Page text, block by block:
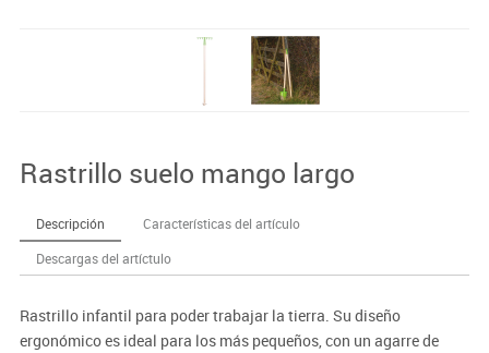
Rastrillo suelo mango largo
Descripción
Características del artículo
Descargas del artíctulo
Rastrillo infantil para poder trabajar la tierra. Su diseño
ergonómico es ideal para los más pequeños, con un agarre de